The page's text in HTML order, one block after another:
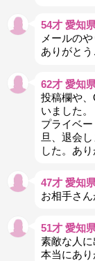
54才 愛知
メールの
ありがとう
62才 愛知
投稿欄や
いました。
プライベ
旦、退会
した。あ
47才 愛知
お相手さ
51才 愛知
素敵な人に
本当にあ